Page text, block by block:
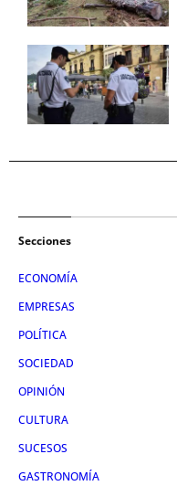
Secciones
ECONOMÍA
EMPRESAS
POLÍTICA
SOCIEDAD
OPINIÓN
CULTURA
SUCESOS
GASTRONOMÍA